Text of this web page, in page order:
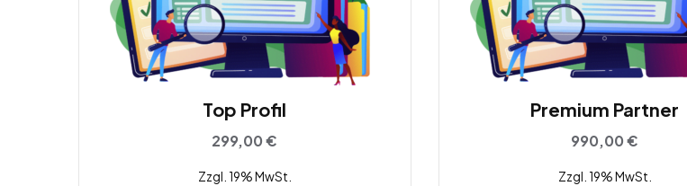
Top Profil
299,00€
Zzgl. 19% MwSt.
Premium Partner
990,00€
Zzgl. 19% MwSt.